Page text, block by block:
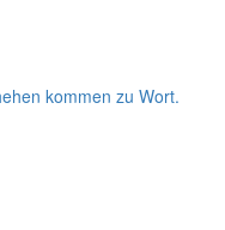
kommen zu Wort.